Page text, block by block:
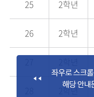
25 2학년
26 2학년
2학년